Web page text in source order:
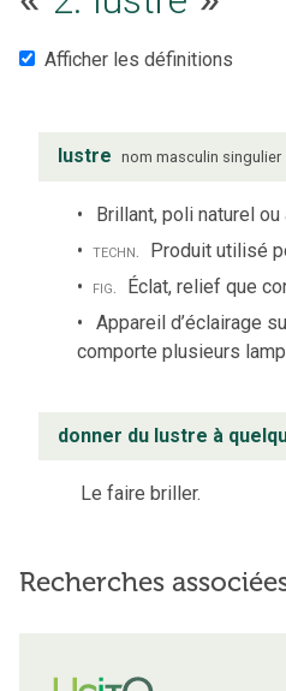
Afficher les définitions
lustre nom masculin singulier
Brillant, poli naturel ou
techn. Produit utilisé
fig. Éclat, relief que
Appareil d’éclairage
comporte plusieurs
donner du lustre à
Le faire briller.
Recherches